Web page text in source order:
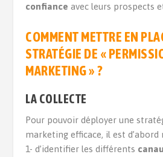
confiance avec leurs prospects
COMMENT METTRE EN
STRATÉGIE DE «
MARKETING » ?
LA COLLECTE
Pour pouvoir déployer une
marketing efficace, il est d’abord
1- d’identifier les différents